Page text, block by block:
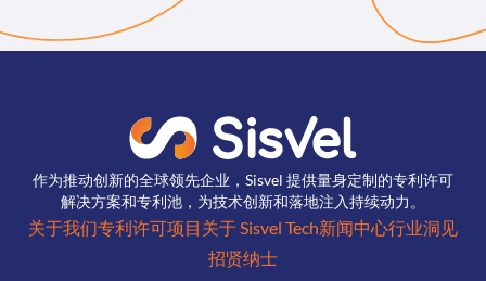
作为推动创新的全球领先企业，Sisvel 提供量身定制的专利许可
解决方案和专利池，为技术创新和落地注入持续动力。
关于我们专利许可项目 关于 Sisvel Tech新闻中心行业洞见
招贤纳士